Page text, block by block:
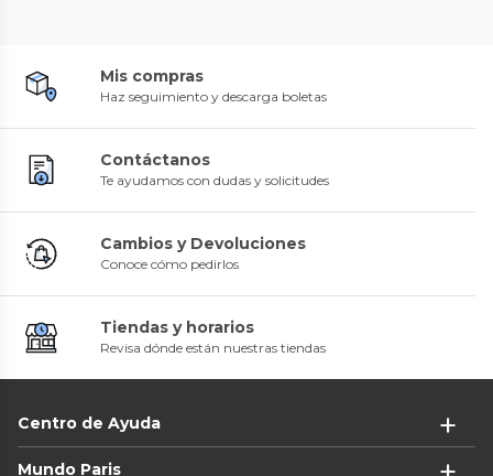
Mis compras
Haz seguimiento y descarga boletas
Contáctanos
Te ayudamos con dudas y solicitudes
Cambios y Devoluciones
Conoce cómo pedirlos
Tiendas y horarios
Revisa dónde están nuestras tiendas
Centro de Ayuda
Mundo Paris